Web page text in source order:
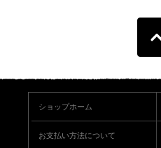
ショップホーム
お支払い方法について